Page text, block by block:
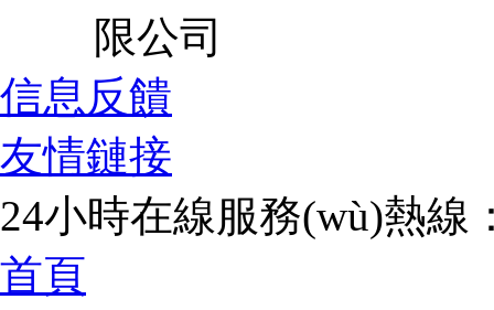
信息反饋
友情鏈接
24小時在線服務(wù)熱線
首頁